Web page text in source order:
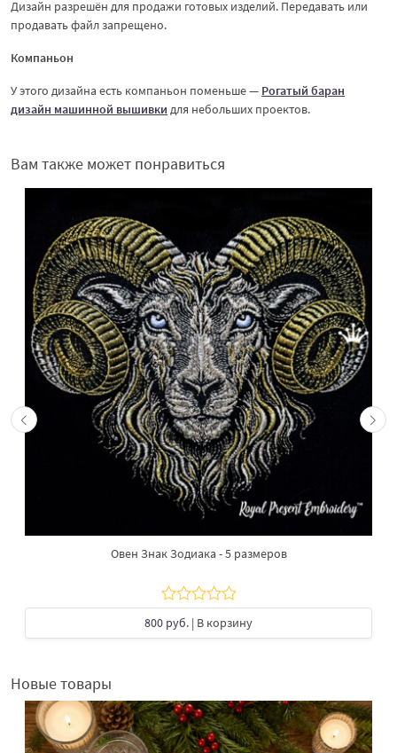
Дизайн разрешён для продажи готовых изделий. Передавать или
продавать файл запрещено.
Компаньон
У этого дизайна есть компаньон поменьше — Рогатый баран
дизайн машинной вышивки для небольших проектов.
Вам также может понравиться
Овен Знак Зодиака - 5 размеров
800 руб. | В корзину
Новые товары